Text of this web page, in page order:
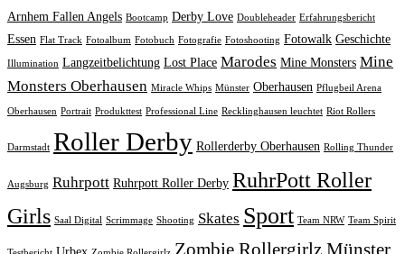
Arnhem Fallen Angels Bootcamp Derby Love Doubleheader Erfahrungsbericht
Essen Flat Track Fotoalbum Fotobuch Fotografie Fotoshooting Fotowalk Geschichte
Illumination Langzeitbelichtung Lost Place Marodes Mine Monsters Mine
Monsters Oberhausen Miracle Whips Münster Oberhausen Pflugbeil Arena
Oberhausen Portrait Produkttest Professional Line Recklinghausen leuchtet Riot Rollers
Darmstadt Roller Derby Rollerderby Oberhausen Rolling Thunder
Augsburg Ruhrpott Ruhrpott Roller Derby RuhrPott Roller
Girls Saal Digital Scrimmage Shooting Skates Sport Team NRW Team Spirit
Urbex Zombie Rollergirlz Münster